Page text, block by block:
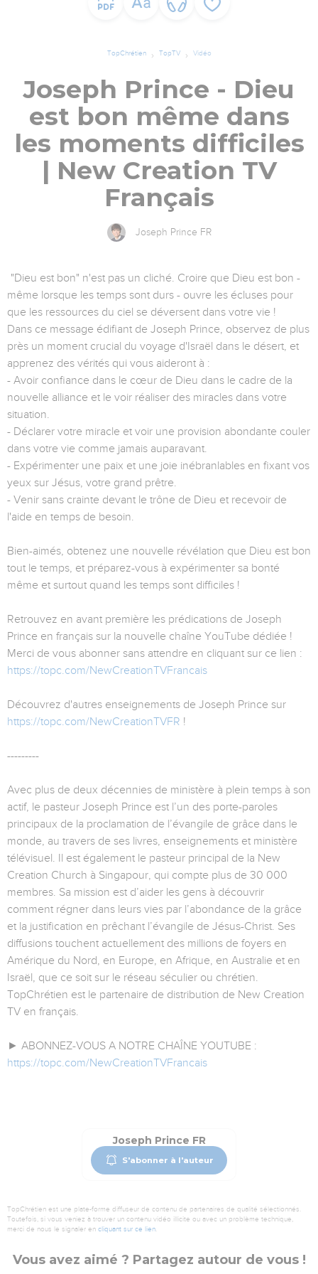
TopChrétien TopTV Vidéo
Joseph Prince - Dieu
est bon même dans
les moments difficiles
| New Creation TV
Français
Joseph Prince FR
"Dieu est bon" n'est pas un cliché. Croire que Dieu est bon -
même lorsque les temps sont durs - ouvre les écluses pour
que les ressources du ciel se déversent dans votre vie !
Dans ce message édifiant de Joseph Prince, observez de plus
près un moment crucial du voyage d'Israël dans le désert, et
apprenez des vérités qui vous aideront à :
- Avoir confiance dans le cœur de Dieu dans le cadre de la
nouvelle alliance et le voir réaliser des miracles dans votre
situation.
- Déclarer votre miracle et voir une provision abondante couler
dans votre vie comme jamais auparavant.
- Expérimenter une paix et une joie inébranlables en fixant vos
yeux sur Jésus, votre grand prêtre.
- Venir sans crainte devant le trône de Dieu et recevoir de
l'aide en temps de besoin.
Bien-aimés, obtenez une nouvelle révélation que Dieu est bon
tout le temps, et préparez-vous à expérimenter sa bonté
même et surtout quand les temps sont difficiles !
Retrouvez en avant première les prédications de Joseph
Prince en français sur la nouvelle chaîne YouTube dédiée !
Merci de vous abonner sans attendre en cliquant sur ce lien :
https://topc.com/NewCreationTVFrancais
Découvrez d'autres enseignements de Joseph Prince sur
https://topc.com/NewCreationTVFR !
---------
Avec plus de deux décennies de ministère à plein temps à son
actif, le pasteur Joseph Prince est l’un des porte-paroles
principaux de la proclamation de l’évangile de grâce dans le
monde, au travers de ses livres, enseignements et ministère
télévisuel. Il est également le pasteur principal de la New
Creation Church à Singapour, qui compte plus de 30 000
membres. Sa mission est d’aider les gens à découvrir
comment régner dans leurs vies par l’abondance de la grâce
et la justification en prêchant l’évangile de Jésus-Christ. Ses
diffusions touchent actuellement des millions de foyers en
Amérique du Nord, en Europe, en Afrique, en Australie et en
Israël, que ce soit sur le réseau séculier ou chrétien.
TopChrétien est le partenaire de distribution de New Creation
TV en français.
► ABONNEZ-VOUS A NOTRE CHAÎNE YOUTUBE :
https://topc.com/NewCreationTVFrancais
Joseph Prince FR
S'abonner à l'auteur
TopChrétien est une plate-forme diffuseur de contenu de partenaires de qualité sélectionnés.
Toutefois, si vous veniez à trouver un contenu vidéo illicite ou avec un problème technique,
merci de nous le signaler en cliquant sur ce lien.
Vous avez aimé ? Partagez autour de vous !